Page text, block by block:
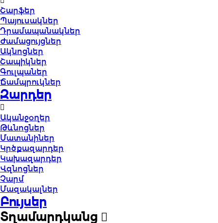
Շարֆեր
Պայուսակներ
Դրամապանակներ
Ժամացույցներ
Ակնոցներ
Շապիկներ
Գուլպաներ
Ճամպրուկներ
Զարդեր
Ականջօղեր
Թևնոցներ
Մատանիներ
Կրծքազարդեր
Կախազարդեր
Վզնոցներ
Չարմ
Մազակալներ
Բույսեր
Տղամարդկանց